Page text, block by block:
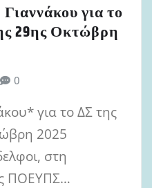
για το
29ης Οκτώβρη
0
για το ΔΣ της
2025
στη
ΠΟΕΥΠΣ…